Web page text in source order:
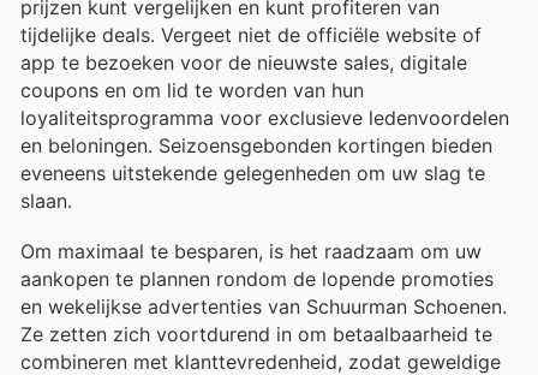
prijzen kunt vergelijken en kunt profiteren van
tijdelijke deals. Vergeet niet de officiële website of
app te bezoeken voor de nieuwste sales, digitale
coupons en om lid te worden van hun
loyaliteitsprogramma voor exclusieve ledenvoordelen
en beloningen. Seizoensgebonden kortingen bieden
eveneens uitstekende gelegenheden om uw slag te
slaan.
Om maximaal te besparen, is het raadzaam om uw
aankopen te plannen rondom de lopende promoties
en wekelijkse advertenties van Schuurman Schoenen.
Ze zetten zich voortdurend in om betaalbaarheid te
combineren met klanttevredenheid, zodat geweldige